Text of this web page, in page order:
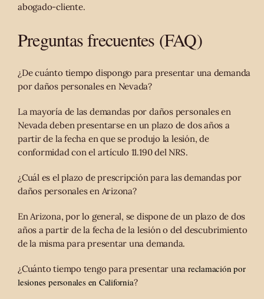
abogado-cliente.
Preguntas frecuentes (FAQ)
¿De cuánto tiempo dispongo para presentar una demanda
por daños personales en Nevada?
La mayoría de las demandas por daños personales en
Nevada deben presentarse en un plazo de dos años a
partir de la fecha en que se produjo la lesión, de
conformidad con el artículo 11.190 del NRS.
¿Cuál es el plazo de prescripción para las demandas por
daños personales en Arizona?
En Arizona, por lo general, se dispone de un plazo de dos
años a partir de la fecha de la lesión o del descubrimiento
de la misma para presentar una demanda.
¿Cuánto tiempo tengo para presentar una reclamación por
lesiones personales en California?